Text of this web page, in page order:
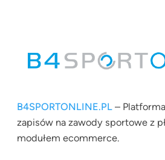
B4SPORTONLINE.PL –
zapisów na zawody sportowe z
modułem ecommerce.